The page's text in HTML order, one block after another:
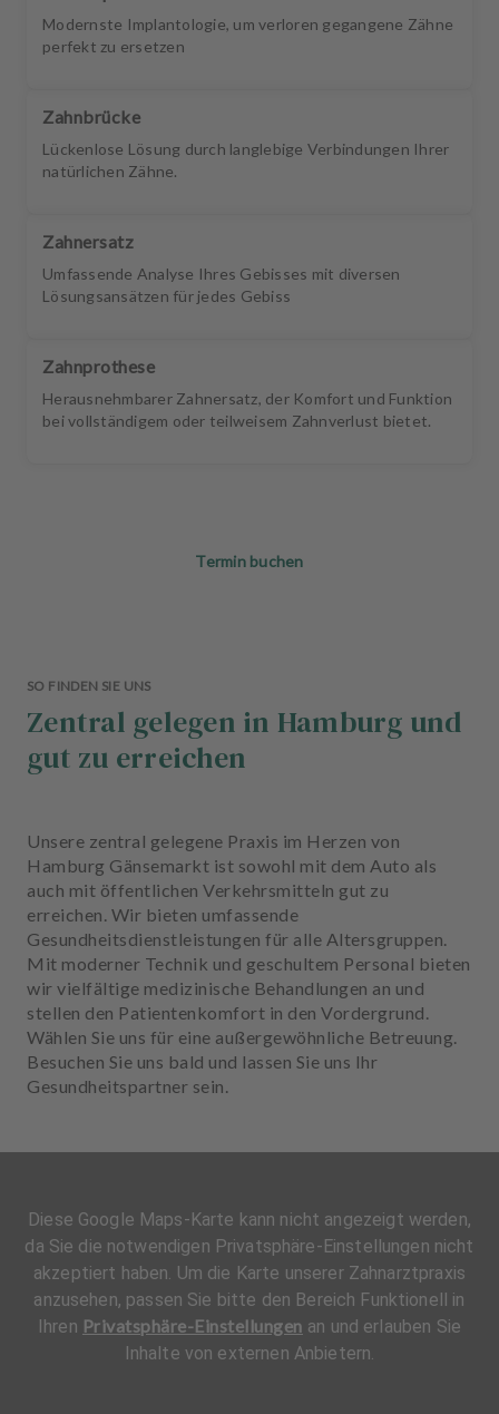
Modernste Implantologie, um verloren gegangene Zähne
perfekt zu ersetzen
Zahnbrücke
Lückenlose Lösung durch langlebige Verbindungen Ihrer
natürlichen Zähne.
Zahnersatz
Umfassende Analyse Ihres Gebisses mit diversen
Lösungsansätzen für jedes Gebiss
Zahnprothese
Herausnehmbarer Zahnersatz, der Komfort und Funktion
bei vollständigem oder teilweisem Zahnverlust bietet.
Termin buchen
SO FINDEN SIE UNS
Zentral gelegen in Hamburg und
gut zu erreichen
Unsere zentral gelegene Praxis im Herzen von
Hamburg Gänsemarkt ist sowohl mit dem Auto als
auch mit öffentlichen Verkehrsmitteln gut zu
erreichen. Wir bieten umfassende
Gesundheitsdienstleistungen für alle Altersgruppen.
Mit moderner Technik und geschultem Personal bieten
wir vielfältige medizinische Behandlungen an und
stellen den Patientenkomfort in den Vordergrund.
Wählen Sie uns für eine außergewöhnliche Betreuung.
Besuchen Sie uns bald und lassen Sie uns Ihr
Gesundheitspartner sein.
Diese Google Maps-Karte kann nicht angezeigt werden,
da Sie die notwendigen Privatsphäre-Einstellungen nicht
akzeptiert haben. Um die Karte unserer Zahnarztpraxis
anzusehen, passen Sie bitte den Bereich Funktionell in
Ihren Privatsphäre-Einstellungen an und erlauben Sie
Inhalte von externen Anbietern.